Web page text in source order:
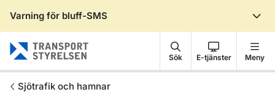
Varning för bluff-SMS
Sök E-tjänster Meny
Sjötrafik och hamnar